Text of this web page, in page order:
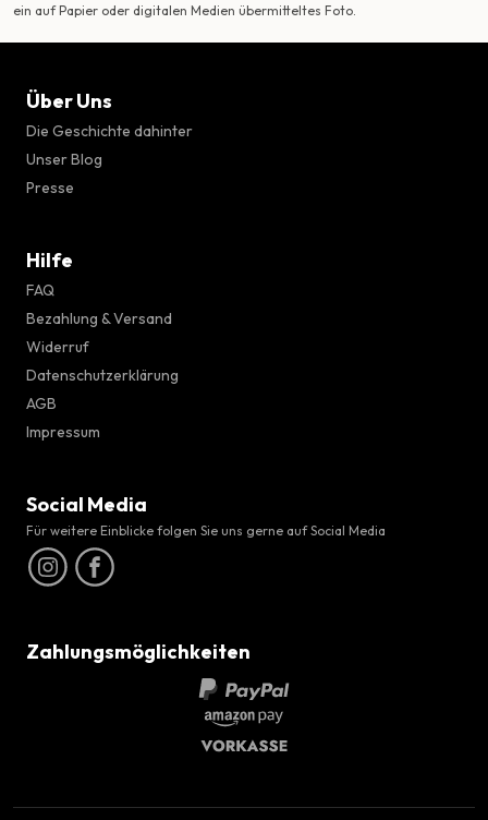
ein auf Papier oder digitalen Medien übermitteltes Foto.
Über Uns
Die Geschichte dahinter
Unser Blog
Presse
Hilfe
FAQ
Bezahlung & Versand
Widerruf
Datenschutzerklärung
AGB
Impressum
Social Media
Für weitere Einblicke folgen Sie uns gerne auf Social Media
Zahlungsmöglichkeiten